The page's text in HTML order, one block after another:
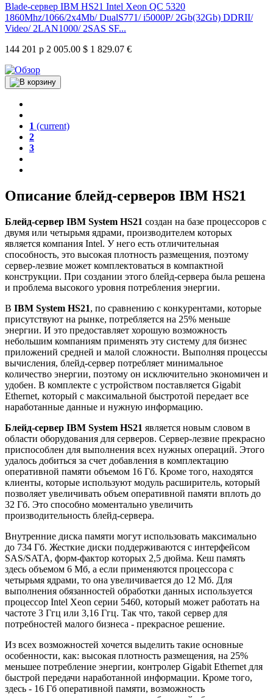
Blade-сервер IBM HS21 Intel Xeon QC 5320
1860Mhz/1066/2x4Mb/ DualS771/ i5000P/ 2Gb(32Gb) DDRII/
Video/ 2LAN1000/ 2SAS SF...
144 201 р 2 005.00 $ 1 829.07 €
1 (current)
2
3
Описание блейд-серверов IBM HS21
Блейд-сервер IBM System HS21 создан на базе процессоров с
двумя или четырьмя ядрами, производителем которых
является компания Intel. У него есть отличительная
способность, это высокая плотность размещения, поэтому
сервер-лезвие может комплектоваться в компактной
конструкции. При создании этого блейд-сервера была решена
и проблема высокого уровня потребления энергии.
В IBM System HS21, по сравнению с конкурентами, которые
присутствуют на рынке, потребляется на 25% меньше
энергии. И это предоставляет хорошую возможность
небольшим компаниям применять эту систему для бизнес
приложений средней и малой сложности. Выполняя процессы
вычисления, блейд-сервер потребляет минимальное
количество энергии, поэтому он исключительно экономичен и
удобен. В комплекте с устройством поставляется Gigabit
Ethernet, который с максимальной быстротой передает все
наработанные данные и нужную информацию.
Блейд-сервер IBM System HS21 является новым словом в
области оборудования для серверов. Сервер-лезвие прекрасно
приспособлен для выполнения всех нужных операций. Этого
удалось добиться за счет добавления в комплектацию
оперативной памяти объемом 16 Гб. Кроме того, находятся
клиенты, которые используют модуль расширитель, который
позволяет увеличивать объем оперативной памяти вплоть до
32 Гб. Это способно моментально увеличить
производительность блейд-сервера.
Внутренние диска памяти могут использовать максимально
до 734 Гб. Жесткие диски поддерживаются с интерфейсом
SAS/SATA, форм-фактор которых 2,5 дюйма. Кеш память
здесь объемом 6 Мб, а если применяются процессора с
четырьмя ядрами, то она увеличивается до 12 Мб. Для
выполнения обязанностей обработки данных используется
процессор Intel Xeon серии 5460, который может работать на
частоте 3 Ггц или 3,16 Ггц. Так что, такой сервер для
потребностей малого бизнеса - прекрасное решение.
Из всех возможностей хочется выделить такие основные
особенности, как: высокая плотность размещения, на 25%
меньшее потребление энергии, контролер Gigabit Ethernet для
быстрой передачи наработанной информации. Кроме того,
здесь - 16 Гб оперативной памяти, возможность